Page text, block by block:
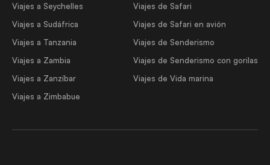
Viajes a Seychelles
Viajes a Sudáfrica
Viajes a Tanzania
Viajes a Zambia
Viajes a Zanzíbar
Viajes a Zimbabue
Viajes de Safari
Viajes de Safari en avión
Viajes de Senderismo
Viajes de Senderismo con gorilas
Viajes de Vida marina